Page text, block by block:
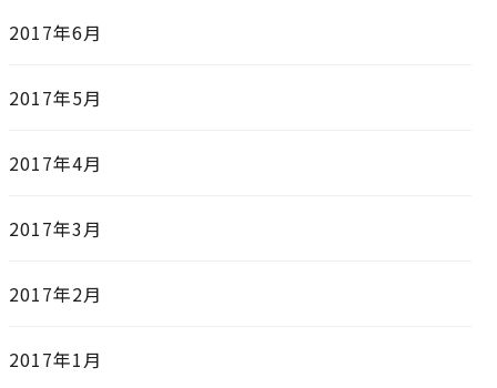
2017年6月
2017年5月
2017年4月
2017年3月
2017年2月
2017年1月